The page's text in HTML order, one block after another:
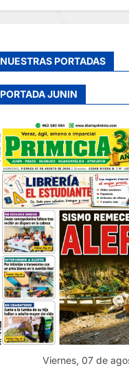
NUESTRAS PORTADAS
PORTADA JUNIN
Viernes, 07 de